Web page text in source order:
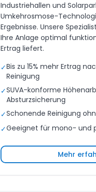
Industriehallen und
Umkehrosmose-
Ergebnisse. Unsere
Ihre Anlage optimal
Ertrag liefert.
✓Bis zu 15% mehr Ertrag
Reinigung
✓SUVA-konforme
Absturzsicherung
✓Schonende Reinigung
✓Geeignet für mono- und
Mehr